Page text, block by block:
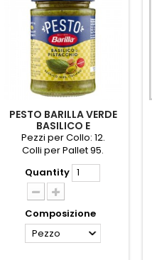
PESTO BARILLA VERDE
BASILICO E
PISTACCHIO GR.190
Pezzi per Collo: 12.
Colli per Pallet 95.
Quantity
Composizione
Pezzo